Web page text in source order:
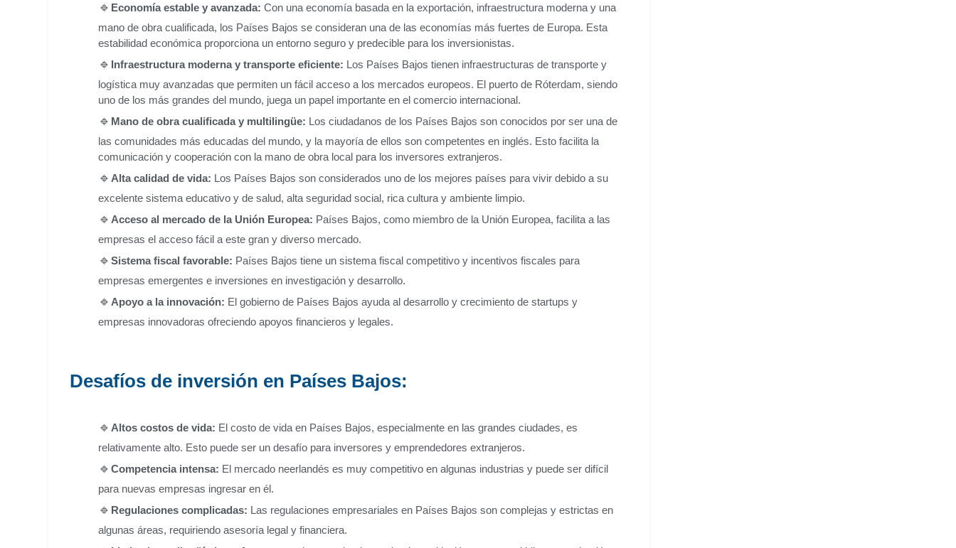
Economía estable y avanzada: Con una economía basada en la exportación, infraestructura moderna y una
mano de obra cualificada, los Países Bajos se consideran una de las economías más fuertes de Europa. Esta
estabilidad económica proporciona un entorno seguro y predecible para los inversionistas.
Infraestructura moderna y transporte eficiente: Los Países Bajos tienen infraestructuras de transporte y
logística muy avanzadas que permiten un fácil acceso a los mercados europeos. El puerto de Róterdam, siendo
uno de los más grandes del mundo, juega un papel importante en el comercio internacional.
Mano de obra cualificada y multilingüe: Los ciudadanos de los Países Bajos son conocidos por ser una de
las comunidades más educadas del mundo, y la mayoría de ellos son competentes en inglés. Esto facilita la
comunicación y cooperación con la mano de obra local para los inversores extranjeros.
Alta calidad de vida: Los Países Bajos son considerados uno de los mejores países para vivir debido a su
excelente sistema educativo y de salud, alta seguridad social, rica cultura y ambiente limpio.
Acceso al mercado de la Unión Europea: Países Bajos, como miembro de la Unión Europea, facilita a las
empresas el acceso fácil a este gran y diverso mercado.
Sistema fiscal favorable: Países Bajos tiene un sistema fiscal competitivo y incentivos fiscales para
empresas emergentes e inversiones en investigación y desarrollo.
Apoyo a la innovación: El gobierno de Países Bajos ayuda al desarrollo y crecimiento de startups y
empresas innovadoras ofreciendo apoyos financieros y legales.
Desafíos de inversión en Países Bajos:
Altos costos de vida: El costo de vida en Países Bajos, especialmente en las grandes ciudades, es
relativamente alto. Esto puede ser un desafío para inversores y emprendedores extranjeros.
Competencia intensa: El mercado neerlandés es muy competitivo en algunas industrias y puede ser difícil
para nuevas empresas ingresar en él.
Regulaciones complicadas: Las regulaciones empresariales en Países Bajos son complejas y estrictas en
algunas áreas, requiriendo asesoría legal y financiera.